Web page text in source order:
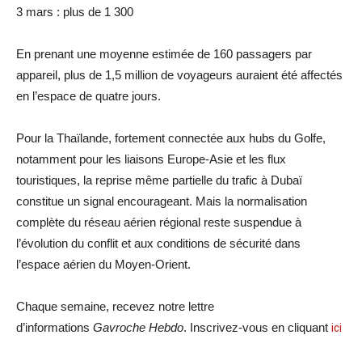
3 mars : plus de 1 300
En prenant une moyenne estimée de 160 passagers par
appareil, plus de 1,5 million de voyageurs auraient été affectés
en l’espace de quatre jours.
Pour la Thaïlande, fortement connectée aux hubs du Golfe,
notamment pour les liaisons Europe-Asie et les flux
touristiques, la reprise même partielle du trafic à Dubaï
constitue un signal encourageant. Mais la normalisation
complète du réseau aérien régional reste suspendue à
l’évolution du conflit et aux conditions de sécurité dans
l’espace aérien du Moyen-Orient.
Chaque semaine, recevez notre lettre
d’informations Gavroche Hebdo. Inscrivez-vous en cliquant ici